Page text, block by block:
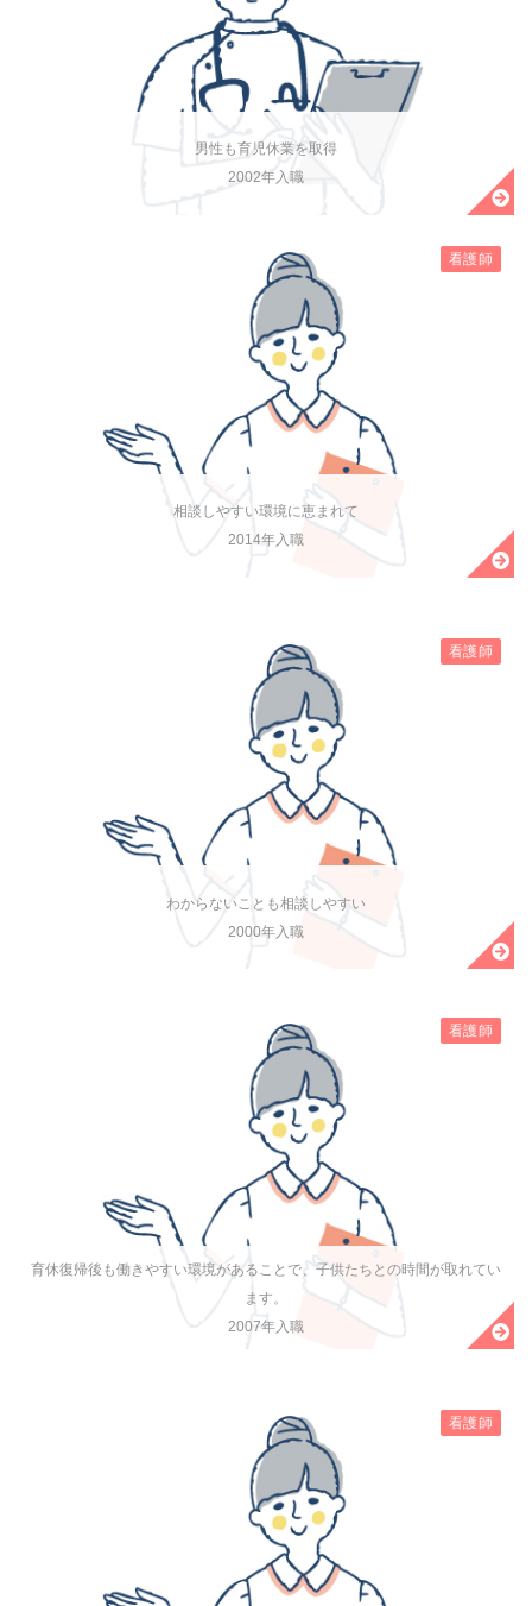
男性も育児休業を取得
2002年入職
相談しやすい環境に恵まれて
2014年入職
看護師
わからないことも相談しやすい
2000年入職
看護師
育休復帰後も働きやすい環境があることで、子供たちとの時間が取れてい
ます。
2007年入職
看護師
看護師